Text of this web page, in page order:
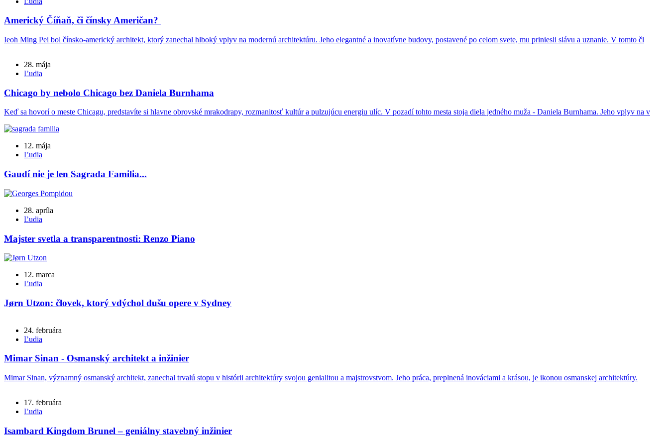
Americký Číňaň, či čínsky Američan?
Ieoh Ming Pei bol čínsko-americký architekt, ktorý zanechal hlboký vplyv na modernú architektúru. Jeho elegantné a inovatívne budovy, postavené po celom svete, mu priniesli slávu a uznanie. V tomto čl
28. mája
Ľudia
Chicago by nebolo Chicago bez Daniela Burnhama
Keď sa hovorí o meste Chicagu, predstavíte si hlavne obrovské mrakodrapy, rozmanitosť kultúr a pulzujúcu energiu ulíc. V pozadí tohto mesta stoja diela jedného muža - Daniela Burnhama. Jeho vplyv na v
12. mája
Ľudia
Gaudí nie je len Sagrada Familia...
28. apríla
Ľudia
Majster svetla a transparentnosti: Renzo Piano
12. marca
Ľudia
Jørn Utzon: človek, ktorý vdýchol dušu opere v Sydney
24. februára
Ľudia
Mimar Sinan - Osmanský architekt a inžinier
Mimar Sinan, významný osmanský architekt, zanechal trvalú stopu v histórii architektúry svojou genialitou a majstrovstvom. Jeho práca, preplnená inováciami a krásou, je ikonou osmanskej architektúry.
17. februára
Ľudia
Isambard Kingdom Brunel – geniálny stavebný inžinier